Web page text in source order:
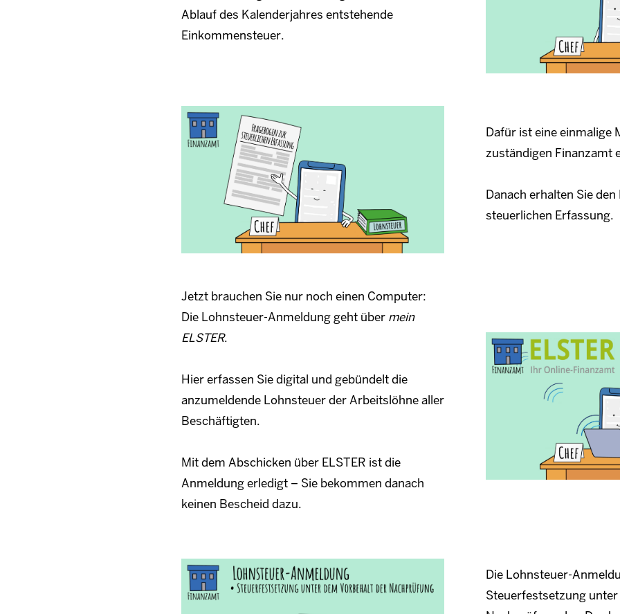
Ablauf des Kalenderjahres entstehende
Einkommensteuer.
Dafür ist eine einmalige
zuständigen Finanzamt
Danach erhalten Sie
steuerlichen Erfassung.
Jetzt brauchen Sie nur noch einen Computer:
Die Lohnsteuer-Anmeldung geht über mein
ELSTER.
Hier erfassen Sie digital und gebündelt die
anzumeldende Lohnsteuer der Arbeitslöhne aller
Beschäftigten.
Mit dem Abschicken über ELSTER ist die
Anmeldung erledigt – Sie bekommen danach
keinen Bescheid dazu.
Die Lohnsteuer-
Steuerfestsetzung